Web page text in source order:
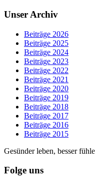
Unser Archiv
Beiträge 2026
Beiträge 2025
Beiträge 2024
Beiträge 2023
Beiträge 2022
Beiträge 2021
Beiträge 2020
Beiträge 2019
Beiträge 2018
Beiträge 2017
Beiträge 2016
Beiträge 2015
Gesünder leben, besser
Folge uns